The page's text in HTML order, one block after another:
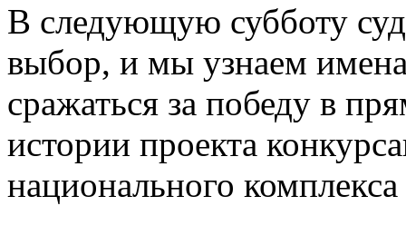
В следующую субботу
выбор, и мы узнаем
сражаться за победу в
истории проекта
национального